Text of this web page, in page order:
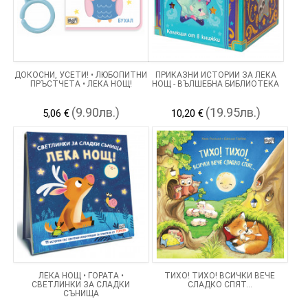
ДОКОСНИ, УСЕТИ! • ЛЮБОПИТНИ
ПРЪСТЧЕТА • ЛЕКА НОЩ!
5,06 € (9.90лв.)
ПРИКАЗНИ ИСТОРИИ ЗА ЛЕКА
НОЩ - ВЪЛШЕБНА БИБЛИОТЕКА
10,20 € (19.95лв.)
ЛЕКА НОЩ • ГОРАТА •
СВЕТЛИНКИ ЗА СЛАДКИ
СЪНИЩА
ТИХО! ТИХО! ВСИЧКИ ВЕЧЕ
СЛАДКО СПЯТ...